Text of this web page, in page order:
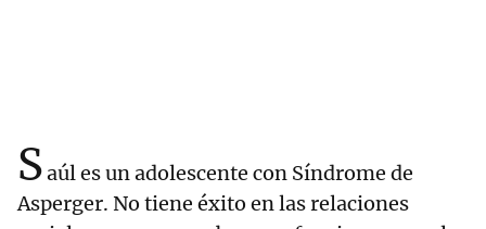
Saúl es un adolescente con Síndrome de
Asperger. No tiene éxito en las relaciones